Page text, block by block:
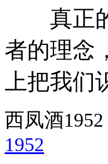
真正的
者的理念
上把我
西凤酒
1952